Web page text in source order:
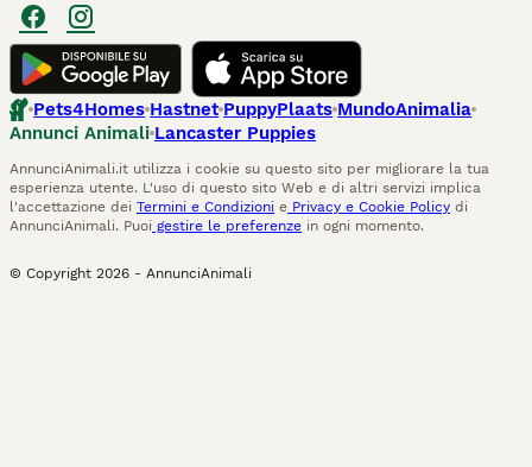
Pets4Homes Hastnet PuppyPlaats MundoAnimalia
Annunci Animali Lancaster Puppies
AnnunciAnimali.it utilizza i cookie su questo sito per migliorare la tua
esperienza utente. L'uso di questo sito Web e di altri servizi implica
l'accettazione dei Termini e Condizioni e Privacy e Cookie Policy di
AnnunciAnimali. Puoi gestire le preferenze in ogni momento.
© Copyright 2026 - AnnunciAnimali